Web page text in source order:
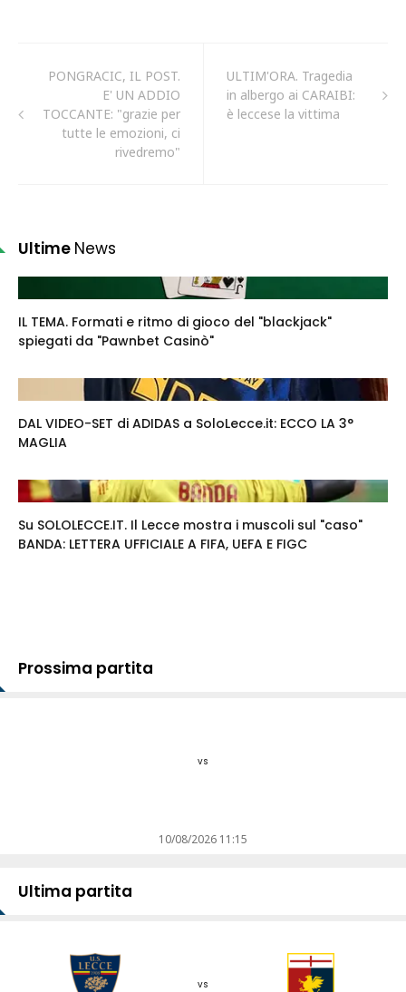
PONGRACIC, IL POST.
E' UN ADDIO
TOCCANTE: "grazie per
tutte le emozioni, ci
rivedremo"
ULTIM'ORA. Tragedia
in albergo ai CARAIBI:
è leccese la vittima
Ultime News
IL TEMA. Formati e ritmo di gioco del "blackjack"
spiegati da "Pawnbet Casinò"
DAL VIDEO-SET di ADIDAS a SoloLecce.it: ECCO LA 3°
MAGLIA
Su SOLOLECCE.IT. Il Lecce mostra i muscoli sul "caso"
BANDA: LETTERA UFFICIALE A FIFA, UEFA E FIGC
Prossima partita
vs
10/08/2026 11:15
Ultima partita
vs